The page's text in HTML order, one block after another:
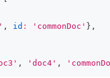
, id : 'commonDoc' } ,
, 'doc4' ,